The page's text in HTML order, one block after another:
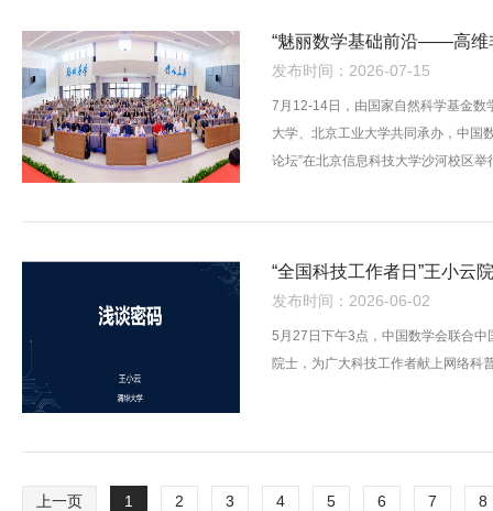
“魅丽数学基础前沿——高维
发布时间：2026-07-15
7月12-14日，由国家自然科学基金数
大学、北京工业大学共同承办，中
论坛”在北京信息科技大学沙河校区举
“全国科技工作者日”王小云
发布时间：2026-06-02
5月27日下午3点，中国数学会联合
院士，为广大科技工作者献上网络科
上一页 1 2 3 4 5 6 7 8